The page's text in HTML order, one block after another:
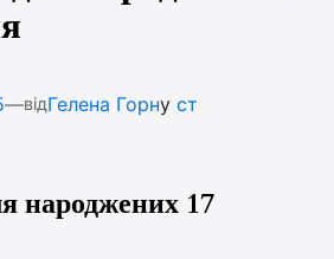
—відГелена Горну ст
народжених 17